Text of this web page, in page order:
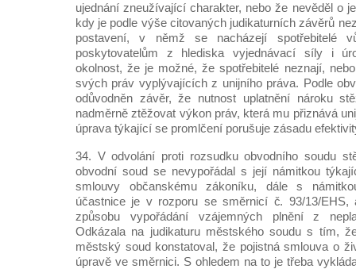
ujednání zneužívající charakter, nebo že nevěděl o
kdy je podle výše citovaných judikaturních závěrů
postavení, v němž se nacházejí spotřebitelé
poskytovatelům z hlediska vyjednávací síly i
okolnost, že je možné, že spotřebitelé neznají,
svých práv vyplývajících z unijního práva. Podle
odůvodněn závěr, že nutnost uplatnění nároku
nadměrně ztěžovat výkon práv, která mu přiznává
úprava týkající se promlčení porušuje zásadu
34. V odvolání proti rozsudku obvodního soudu
obvodní soud se nevypořádal s její námitkou
smlouvy občanskému zákoníku, dále s
účastnice je v rozporu se směrnicí č. 93/13/
způsobu vypořádání vzájemných plnění z
Odkázala na judikaturu městského soudu s tím,
městský soud konstatoval, že pojistná smlouva o
úpravě ve směrnici. S ohledem na to je třeba